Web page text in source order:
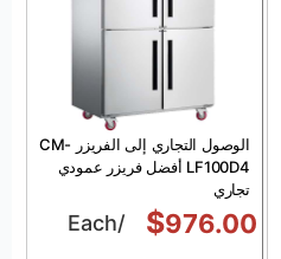
الوصول التجاري إلى الفريزر CM-
LF100D4 أفضل فريزر عمودي
تجاري
$976.00
/Each